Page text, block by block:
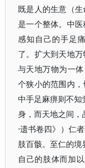
既是人的生意（
是一个整体。中
感知自己的手足
了。扩大到天地
与天地万物为一
个狭小的范围内
中手足麻痹则不知
身，而天地之间，
·遗书卷四》）仁
肢百骸。至仁的境
自己的肢体而加